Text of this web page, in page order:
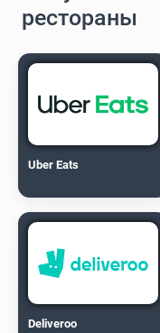
рестораны
Uber Eats
Deliveroo